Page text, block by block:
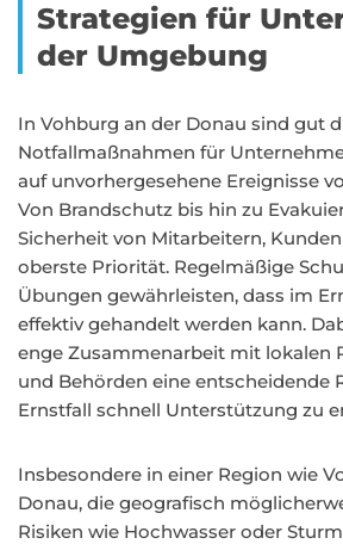
Strategien für
der Umgebung
In Vohburg an der Donau sind gut
Notfallmaßnahmen für
auf unvorhergesehene Ereignisse
Von Brandschutz bis hin zu
Sicherheit von Mitarbeitern,
oberste Priorität. Regelmäßige
Übungen gewährleisten, dass im
effektiv gehandelt werden kann.
enge Zusammenarbeit mit lokalen
und Behörden eine entscheidende
Ernstfall schnell Unterstützung zu
Insbesondere in einer Region wie
Donau, die geografisch
Risiken wie Hochwasser oder